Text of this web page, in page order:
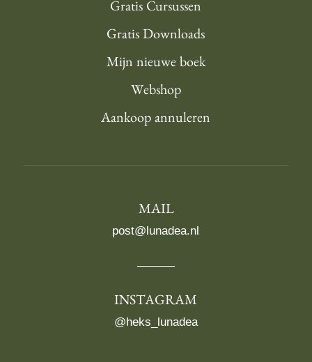
Gratis Cursussen
Gratis Downloads
Mijn nieuwe boek
Webshop
Aankoop annuleren
MAIL
post@lunadea.nl
INSTAGRAM
@heks_lunadea